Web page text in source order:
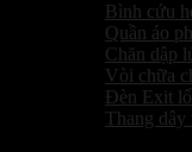
Bình cứu
Quần áo
Chăn dập
Vòi chữa
Đèn Exit
Thang dây